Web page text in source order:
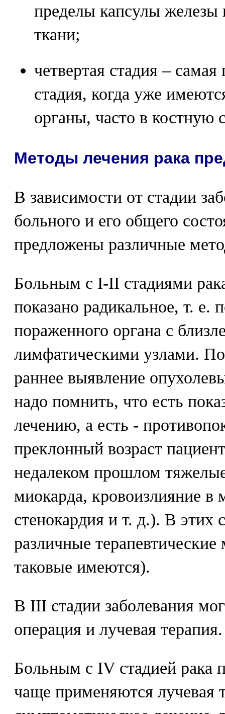
пределы капсулы
ткани;
четвертая стадия –
стадия, когда уже
органы, часто в костную
Методы лечения рака
В зависимости от стадии
больного и его общего
предложены различные
Больным с I-II стадиями
показано радикальное, т. е.
пораженного органа с
лимфатическими узлами.
раннее выявление
надо помнить, что есть
лечению, а есть -
преклонный возраст
недалеком прошлом
миокарда, кровоизлияние в
стенокардия и т. д.). В этих
различные
таковые имеются).
В III стадии заболевания
операция и лучевая терапия.
Больным с IV стадией рака
чаще применяются лучевая